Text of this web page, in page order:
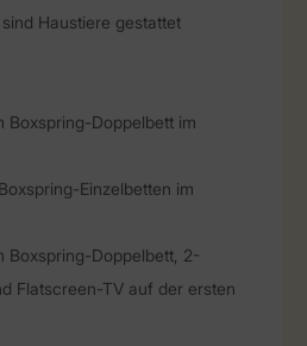
Haustiere gestattet
Boxspring-Doppelbett im
Einzelbetten im
Boxspring-Doppelbett, 2-
Flatscreen-TV auf der ersten